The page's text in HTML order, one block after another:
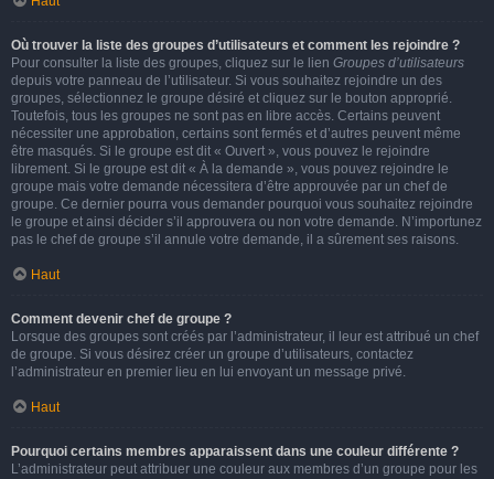
Où trouver la liste des groupes d’utilisateurs et comment les rejoindre ?
Pour consulter la liste des groupes, cliquez sur le lien Groupes d’utilisateurs
depuis votre panneau de l’utilisateur. Si vous souhaitez rejoindre un des
groupes, sélectionnez le groupe désiré et cliquez sur le bouton approprié.
Toutefois, tous les groupes ne sont pas en libre accès. Certains peuvent
nécessiter une approbation, certains sont fermés et d’autres peuvent même
être masqués. Si le groupe est dit « Ouvert », vous pouvez le rejoindre
librement. Si le groupe est dit « À la demande », vous pouvez rejoindre le
groupe mais votre demande nécessitera d’être approuvée par un chef de
groupe. Ce dernier pourra vous demander pourquoi vous souhaitez rejoindre
le groupe et ainsi décider s’il approuvera ou non votre demande. N’importunez
pas le chef de groupe s’il annule votre demande, il a sûrement ses raisons.
Haut
Comment devenir chef de groupe ?
Lorsque des groupes sont créés par l’administrateur, il leur est attribué un chef
de groupe. Si vous désirez créer un groupe d’utilisateurs, contactez
l’administrateur en premier lieu en lui envoyant un message privé.
Haut
Pourquoi certains membres apparaissent dans une couleur différente ?
L’administrateur peut attribuer une couleur aux membres d’un groupe pour les